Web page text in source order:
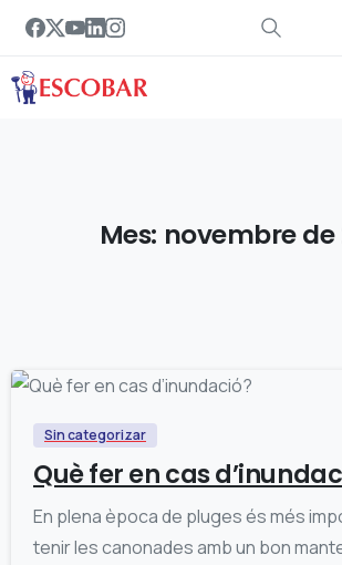
Mes: novembrede
Sin categorizar
Què fer en cas
En plena època de pluges és més
tenir les canonades amb un bon